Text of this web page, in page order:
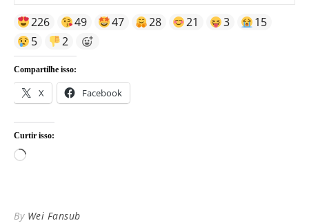
226 49 47 28 21 3
15
5
2
Compartilhe isso:
X Facebook
Curtir isso:
Carregando...
By Wei Fansub